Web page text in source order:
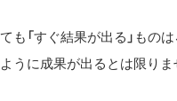
も「すぐ結果が出る」もの
うに成果が出るとは限りま